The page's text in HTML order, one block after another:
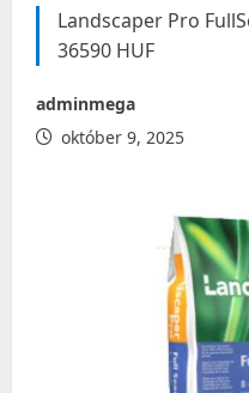
Landscaper Pro
36590 HUF
adminmega
október 9, 2025